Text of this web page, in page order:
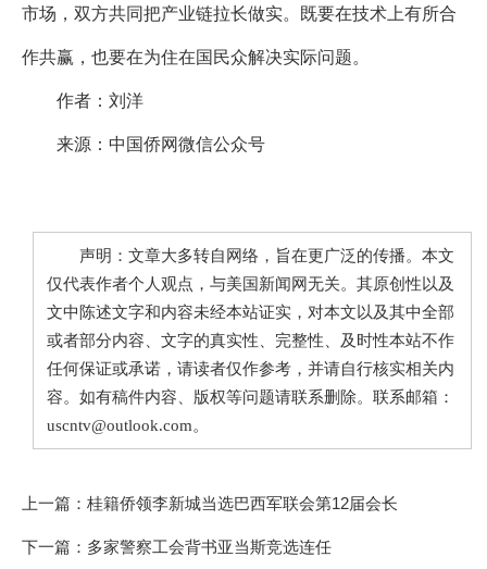
市场，双方共同把产业链拉长做实。既要在技术上有所合
作共赢，也要在为住在国民众解决实际问题。
作者：刘洋
来源：中国侨网微信公众号
声明：文章大多转自网络，旨在更广泛的传播。本文
仅代表作者个人观点，与美国新闻网无关。其原创性以及
文中陈述文字和内容未经本站证实，对本文以及其中全部
或者部分内容、文字的真实性、完整性、及时性本站不作
任何保证或承诺，请读者仅作参考，并请自行核实相关内
容。如有稿件内容、版权等问题请联系删除。联系邮箱：
uscntv@outlook.com。
上一篇： 桂籍侨领李新城当选巴西军联会第12届会长
下一篇： 多家警察工会背书亚当斯竞选连任